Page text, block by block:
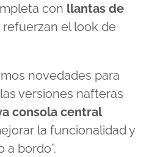
con llantas de
el look de
novedades para
versiones nafteras
consola central
la funcionalidad y
a bordo”.